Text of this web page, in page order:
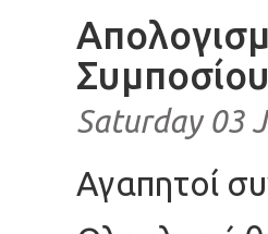
Saturday 03
Αγαπητοί